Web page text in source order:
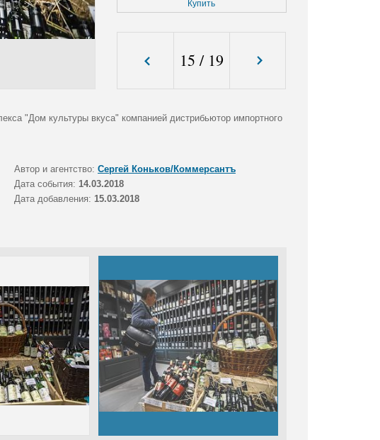
Купить
15 / 19
"Дом культуры вкуса" компанией дистрибьютор импортного
Автор и агентство: Сергей Коньков/Коммерсантъ
Дата события: 14.03.2018
Дата добавления: 15.03.2018